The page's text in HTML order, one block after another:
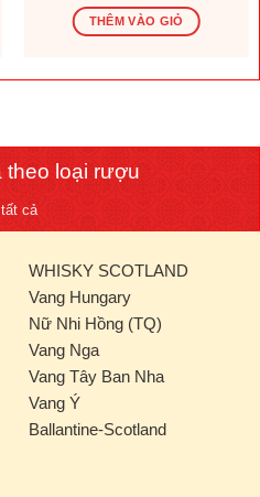
là:
276.000 ₫.
THÊM VÀO GIỎ
theo loại rượu
cả
WHISKY SCOTLAND
Vang Hungary
Nữ Nhi Hồng (TQ)
Vang Nga
Vang Tây Ban Nha
Vang Ý
Ballantine-Scotland